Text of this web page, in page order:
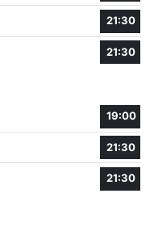
21:30
21:30
19:00
21:30
21:30